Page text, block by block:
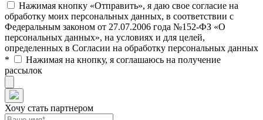
Нажимая кнопку «Отправить», я даю свое согласие на
обработку моих персональных данных, в соответствии с
Федеральным законом от 27.07.2006 года №152-ФЗ «О
персональных данных», на условиях и для целей,
определенных в Согласии на обработку персональных данных
*
Нажимая на кнопку, я соглашаюсь на получение
рассылок
Хочу стать партнером